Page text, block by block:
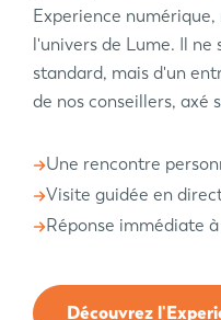
Experience
l'univers de Lume. Il
standard, mais d'un
de nos conseillers, axé
Une rencontre
Visite guidée en
Réponse immédiate
Découvrez